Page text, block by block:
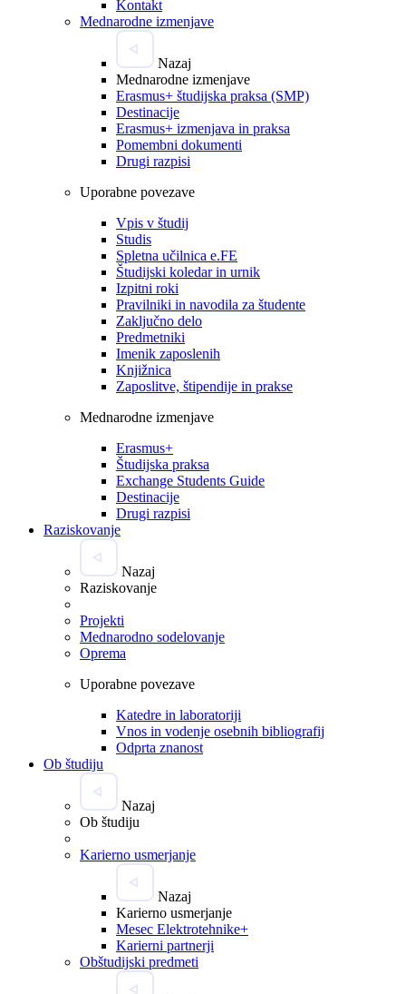
Kontakt
Mednarodne izmenjave
Nazaj
Mednarodne izmenjave
Erasmus+ študijska praksa (SMP)
Destinacije
Erasmus+ izmenjava in praksa
Pomembni dokumenti
Drugi razpisi
Uporabne povezave
Vpis v študij
Studis
Spletna učilnica e.FE
Študijski koledar in urnik
Izpitni roki
Pravilniki in navodila za študente
Zaključno delo
Predmetniki
Imenik zaposlenih
Knjižnica
Zaposlitve, štipendije in prakse
Mednarodne izmenjave
Erasmus+
Študijska praksa
Exchange Students Guide
Destinacije
Drugi razpisi
Raziskovanje
Nazaj
Raziskovanje
Projekti
Mednarodno sodelovanje
Oprema
Uporabne povezave
Katedre in laboratoriji
Vnos in vodenje osebnih bibliografij
Odprta znanost
Ob študiju
Nazaj
Ob študiju
Karierno usmerjanje
Nazaj
Karierno usmerjanje
Mesec Elektrotehnike+
Karierni partnerji
Obštudijski predmeti